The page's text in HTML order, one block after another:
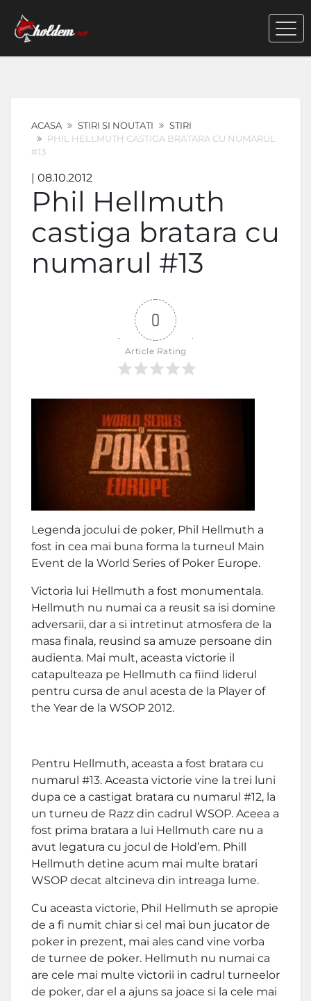
ACASA STIRI SI NOUTATI
STIRI
PHIL HELLMUTH CASTIGA BRATARA CU NUMARUL
#13
| 08.10.2012
Phil Hellmuth
castiga bratara cu
numarul #13
0
Article Rating
Legenda jocului de poker, Phil Hellmuth a
fost in cea mai buna forma la turneul Main
Event de la World Series of Poker Europe.
Victoria lui Hellmuth a fost monumentala.
Hellmuth nu numai ca a reusit sa isi domine
adversarii, dar a si intretinut atmosfera de la
masa finala, reusind sa amuze persoane din
audienta. Mai mult, aceasta victorie il
catapulteaza pe Hellmuth ca fiind liderul
pentru cursa de anul acesta de la Player of
the Year de la WSOP 2012.
Pentru Hellmuth, aceasta a fost bratara cu
numarul #13. Aceasta victorie vine la trei luni
dupa ce a castigat bratara cu numarul #12, la
un turneu de Razz din cadrul WSOP. Aceea a
fost prima bratara a lui Hellmuth care nu a
avut legatura cu jocul de Hold’em. Phill
Hellmuth detine acum mai multe bratari
WSOP decat altcineva din intreaga lume.
Cu aceasta victorie, Phil Hellmuth se apropie
de a fi numit chiar si cel mai bun jucator de
poker in prezent, mai ales cand vine vorba
de turnee de poker. Hellmuth nu numai ca
are cele mai multe victorii in cadrul turneelor
de poker, dar el a ajuns sa joace si la cele mai